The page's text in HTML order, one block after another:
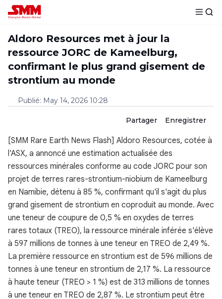
Aldoro Resources met à jour la
ressource JORC de Kameelburg,
confirmant le plus grand gisement de
strontium au monde
Publié: May 14, 2026 10:28
Partager Enregistrer
[SMM Rare Earth News Flash] Aldoro Resources, cotée à
l'ASX, a annoncé une estimation actualisée des
ressources minérales conforme au code JORC pour son
projet de terres rares-strontium-niobium de Kameelburg
en Namibie, détenu à 85 %, confirmant qu'il s'agit du plus
grand gisement de strontium en coproduit au monde. Avec
une teneur de coupure de 0,5 % en oxydes de terres
rares totaux (TREO), la ressource minérale inférée s'élève
à 597 millions de tonnes à une teneur en TREO de 2,49 %.
La première ressource en strontium est de 596 millions de
tonnes à une teneur en strontium de 2,17 %. La ressource
à haute teneur (TREO > 1 %) est de 313 millions de tonnes
à une teneur en TREO de 2,87 %. Le strontium peut être